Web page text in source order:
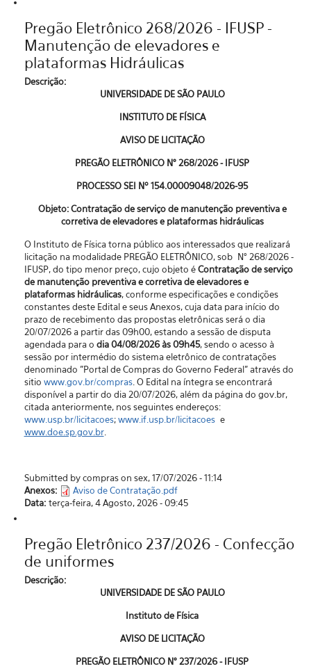
Pregão Eletrônico 268/2026 - IFUSP -
Manutenção de elevadores e
plataformas Hidráulicas
Descrição:
UNIVERSIDADE DE SÃO PAULO
INSTITUTO DE FÍSICA
AVISO DE LICITAÇÃO
PREGÃO ELETRÔNICO N° 268/2026 - IFUSP
PROCESSO SEI Nº 154.00009048/2026-95
Objeto: Contratação de serviço de manutenção preventiva e
corretiva de elevadores e plataformas hidráulicas
O Instituto de Física torna público aos interessados que realizará
licitação na modalidade PREGÃO ELETRÔNICO, sob N° 268/2026 -
IFUSP, do tipo menor preço, cujo objeto éContratação de serviço
de manutenção preventiva e corretiva de elevadores e
plataformas hidráulicas, conforme especificações e condições
constantes deste Edital e seus Anexos, cuja data para início do
prazo de recebimento das propostas eletrônicas será o dia
20/07/2026 a partir das 09h00, estando a sessão de disputa
agendada para o dia 04/08/2026 às 09h45, sendo o acesso à
sessão por intermédio do sistema eletrônico de contratações
denominado "Portal de Compras do Governo Federal” através do
sitio www.gov.br/compras. O Edital na íntegra se encontrará
disponível a partir do dia 20/07/2026, além da página do gov.br,
citada anteriormente, nos seguintes endereços:
www.usp.br/licitacoes;www.if.usp.br/licitacoese
www.doe.sp.gov.br.
Submitted by compras on sex, 17/07/2026 - 11:14
Anexos:
Aviso de Contratação.pdf
Data: terça-feira, 4 Agosto, 2026 - 09:45
Pregão Eletrônico 237/2026 - Confecção
de uniformes
Descrição:
UNIVERSIDADE DE SÃO PAULO
Instituto de Física
AVISO DE LICITAÇÃO
PREGÃO ELETRÔNICO N° 237/2026 - IFUSP